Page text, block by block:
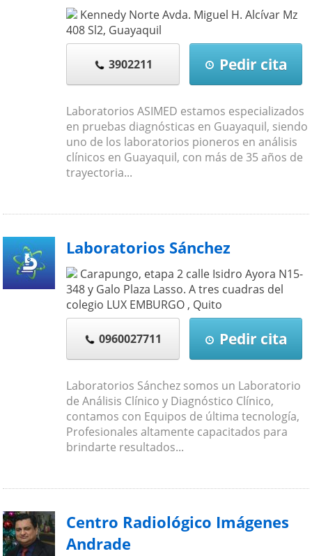
Kennedy Norte Avda. Miguel H. Alcívar Mz
408 Sl2, Guayaquil
3902211 Pedir cita
Laboratorios ASIMED estamos especializados
en pruebas diagnósticas en Guayaquil, siendo
uno de los laboratorios pioneros en análisis
clínicos en Guayaquil, con más de 35 años de
trayectoria...
Laboratorios Sánchez
Carapungo, etapa 2 calle Isidro Ayora N15-
348 y Galo Plaza Lasso. A tres cuadras del
colegio LUX EMBURGO , Quito
0960027711 Pedir cita
Laboratorios Sánchez somos un Laboratorio
de Análisis Clínico y Diagnóstico Clínico,
contamos con Equipos de última tecnología,
Profesionales altamente capacitados para
brindarte resultados...
Centro Radiológico Imágenes
Andrade